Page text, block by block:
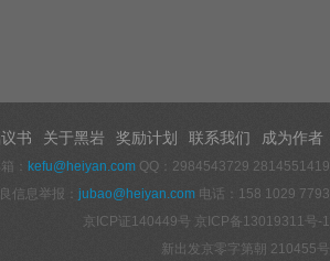
书 关于黑岩 奖励计划 联系我们 成为作者
： kefu@heiyan.com QQ：2984543729 2814551419
信息举报： jubao@heiyan.com 电话：158 1029 7793
京ICP证140449号 京ICP备13019311号-1
新出发京零字第朝 210455号